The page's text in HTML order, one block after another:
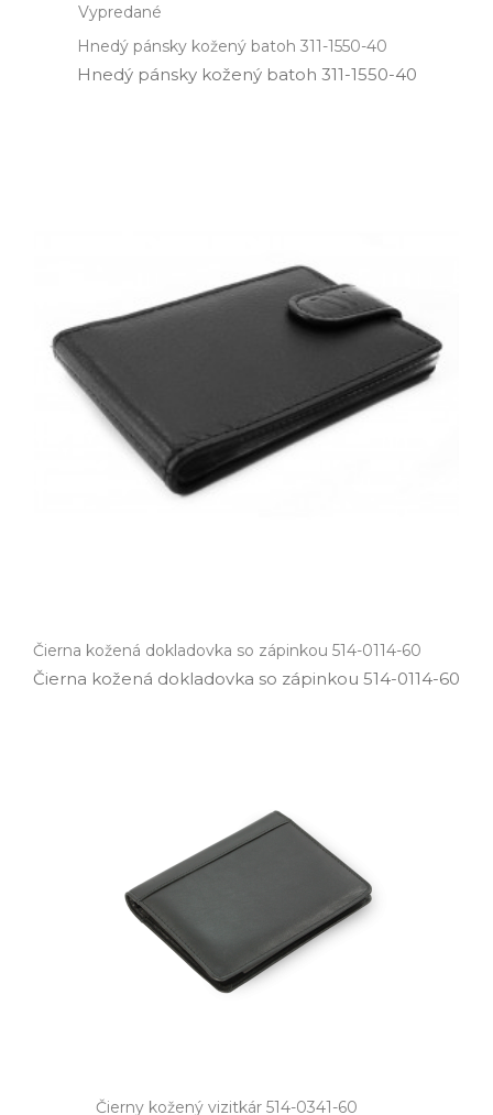
Vypredané
Hnedý pánsky kožený batoh 311-1550-40
Hnedý pánsky kožený batoh 311­-1550­-40
Čierna kožená dokladovka so zápinkou 514-0114-60
Čierna kožená dokladovka so zápinkou 514­-0114­-60
Čierny kožený vizitkár 514-0341-60